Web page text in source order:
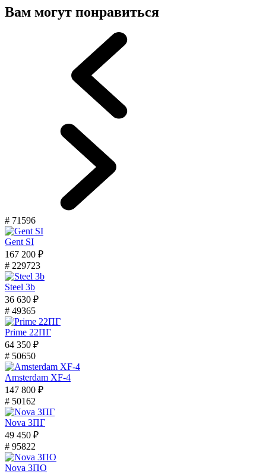
Вам могут понравиться
# 71596
Gent SI
167 200 ₽
# 229723
Steel 3b
36 630 ₽
# 49365
Prime 22ПГ
64 350 ₽
# 50650
Amsterdam XF-4
147 800 ₽
# 50162
Nova 3ПГ
49 450 ₽
# 95822
Nova 3ПО